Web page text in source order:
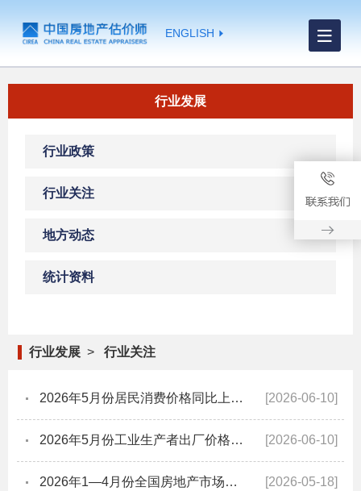
ENGLISH
行业发展
行业政策
行业关注
地方动态
统计资料
行业发展 > 行业关注
2026年5月份居民消费价格同比上涨1.2% [2026-06-10]
2026年5月份工业生产者出厂价格同比上涨3.9% 环比上涨0.5% [2026-06-10]
2026年1—4月份全国房地产市场基本情况 [2026-05-18]